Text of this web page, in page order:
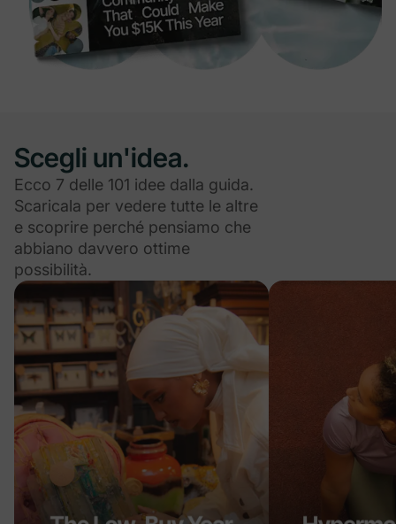
Scegli un'idea.
Ecco 7 delle 101 idee dalla guida.
Scaricala per vedere tutte le altre
e scoprire perché pensiamo che
abbiano davvero ottime
possibilità.